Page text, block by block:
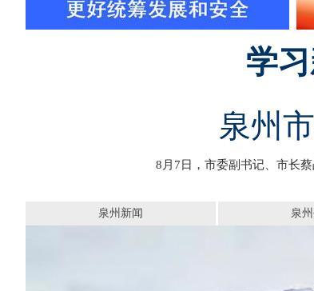
学
泉州
8月7日，市委副书记、市长
泉州新闻 泉